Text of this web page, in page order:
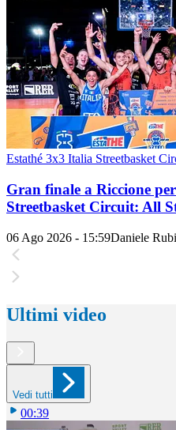
Estathé 3x3 Italia Streetbasket
Gran finale a Riccione
Streetbasket Circuit: All
06 Ago 2026 - 15:59Daniele
Ultimi video
Vedi tutti
00:39